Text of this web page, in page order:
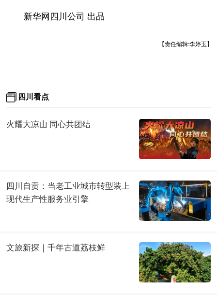
新华网四川公司 出品
【责任编辑:李婷玉】